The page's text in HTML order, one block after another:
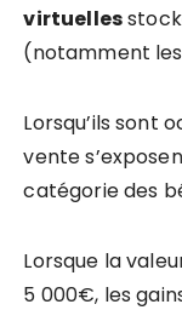
virtuelles
(notamment
Lorsqu’ils sont
vente
catégorie des
Lorsque la
5 000€, les